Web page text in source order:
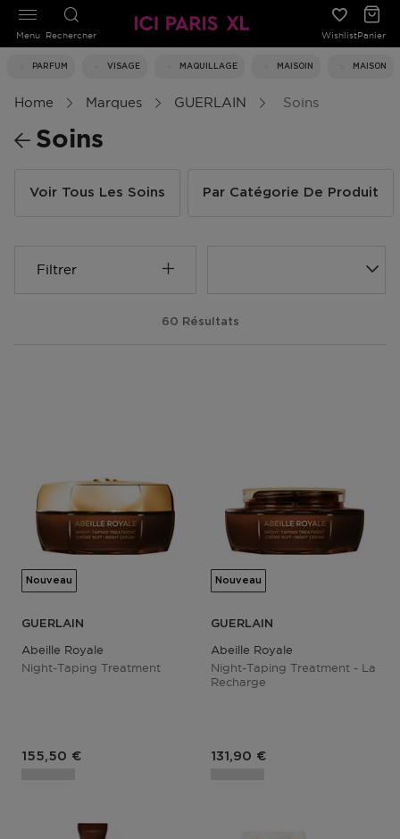
Rechercher WishlistPanier
PARFUM VISAGE MAQUILLAGE MAISOIN MAISON
Menu
Home Marques GUERLAIN Soins
Soins
Voir Tous Les Soins Par Catégorie De Produit
Filtrer
60 Résultats
Nouveau
GUERLAIN
Abeille Royale
Night-Taping Treatment
Prix du produit
155,50 €
Nouveau
GUERLAIN
Abeille Royale
Night-Taping Treatment - La
Recharge
Prix du produit
131,90 €